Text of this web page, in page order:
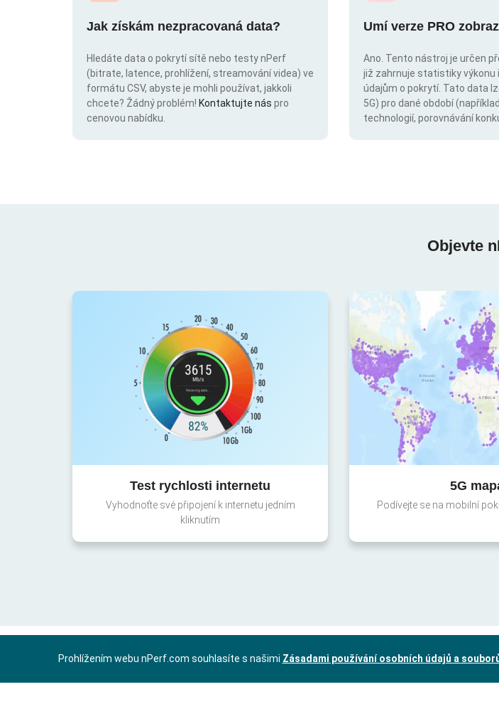
Jak získám nezpracovaná data?
Hledáte data o pokrytí sítě nebo testy nPerf
(bitrate, latence, prohlížení, streamování videa) ve
formátu CSV, abyste je mohli používat, jakkoli
chcete? Žádný problém! Kontaktujte nás pro
cenovou nabídku.
Umí verze PRO
Ano. Tento nástroj je určen
již zahrnuje statistiky výkonu
údajům o pokrytí. Tato data
5G) pro dané období
technologií, porovnávání
Objevte
Test rychlosti internetu
Vyhodnoťte své připojení k internetu jedním
kliknutím
5G
Podívejte se na mobilní
Prohlížením webu nPerf.com souhlasíte s našimi Zásadami používání osobních údajů a